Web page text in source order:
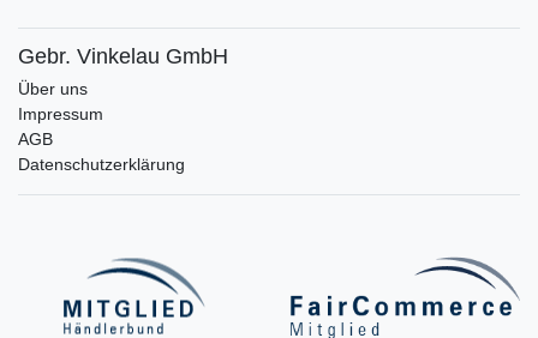
Gebr. Vinkelau GmbH
Über uns
Impressum
AGB
Datenschutzerklärung